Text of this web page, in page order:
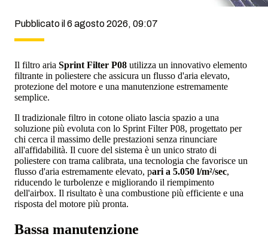
Pubblicato il 6 agosto 2026, 09:07
Il filtro aria Sprint Filter P08 utilizza un innovativo elemento
filtrante in poliestere che assicura un flusso d'aria elevato,
protezione del motore e una manutenzione estremamente
semplice.
Il tradizionale filtro in cotone oliato lascia spazio a una
soluzione più evoluta con lo Sprint Filter P08, progettato per
chi cerca il massimo delle prestazioni senza rinunciare
all'affidabilità. Il cuore del sistema è un unico strato di
poliestere con trama calibrata, una tecnologia che favorisce un
flusso d'aria estremamente elevato, pari a 5.050 l/m²/sec,
riducendo le turbolenze e migliorando il riempimento
dell'airbox. Il risultato è una combustione più efficiente e una
risposta del motore più pronta.
Bassa manutenzione